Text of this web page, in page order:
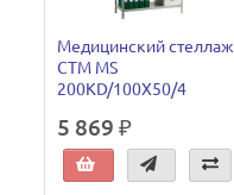
Медицинский стеллаж
СТМ MS
200KD/100Х50/4
5 869 ₽